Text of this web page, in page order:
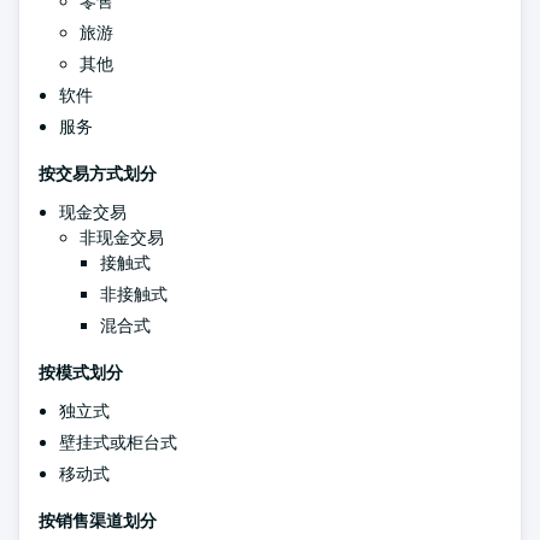
旅游
其他
软件
服务
按交易方式划分
现金交易
非现金交易
接触式
非接触式
混合式
按模式划分
独立式
壁挂式或柜台式
移动式
按销售渠道划分